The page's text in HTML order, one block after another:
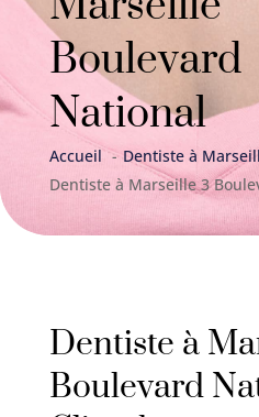
Boulevard
National
Accueil
Dentiste à
Dentiste à Marseille 3
Dentiste à
Boulevard